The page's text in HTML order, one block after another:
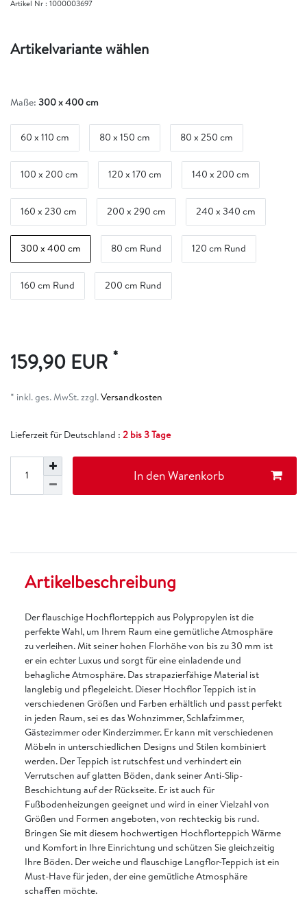
Artikel Nr :1000003697
Artikelvariante wählen
Maße: 300 x 400 cm
60 x 110 cm 80 x 150 cm 80 x 250 cm
100 x 200 cm 120 x 170 cm 140 x 200 cm
160 x 230 cm 200 x 290 cm 240 x 340 cm
300 x 400 cm 80 cm Rund 120 cm Rund
160 cm Rund 200 cm Rund
159,90 EUR *
* inkl. ges. MwSt. zzgl.Versandkosten
Lieferzeit für Deutschland : 2 bis 3 Tage
In den Warenkorb
Artikelbeschreibung
Der flauschige Hochflorteppich aus Polypropylen ist die
perfekte Wahl, um Ihrem Raum eine gemütliche Atmosphäre
zu verleihen. Mit seiner hohen Florhöhe von bis zu 30 mm ist
er ein echter Luxus und sorgt für eine einladende und
behagliche Atmosphäre. Das strapazierfähige Material ist
langlebig und pflegeleicht. Dieser Hochflor Teppich ist in
verschiedenen Größen und Farben erhältlich und passt perfekt
in jeden Raum, sei es das Wohnzimmer, Schlafzimmer,
Gästezimmer oder Kinderzimmer. Er kann mit verschiedenen
Möbeln in unterschiedlichen Designs und Stilen kombiniert
werden. Der Teppich ist rutschfest und verhindert ein
Verrutschen auf glatten Böden, dank seiner Anti-Slip-
Beschichtung auf der Rückseite. Er ist auch für
Fußbodenheizungen geeignet und wird in einer Vielzahl von
Größen und Formen angeboten, von rechteckig bis rund.
Bringen Sie mit diesem hochwertigen Hochflorteppich Wärme
und Komfort in Ihre Einrichtung und schützen Sie gleichzeitig
Ihre Böden. Der weiche und flauschige Langflor-Teppich ist ein
Must-Have für jeden, der eine gemütliche Atmosphäre
schaffen möchte.